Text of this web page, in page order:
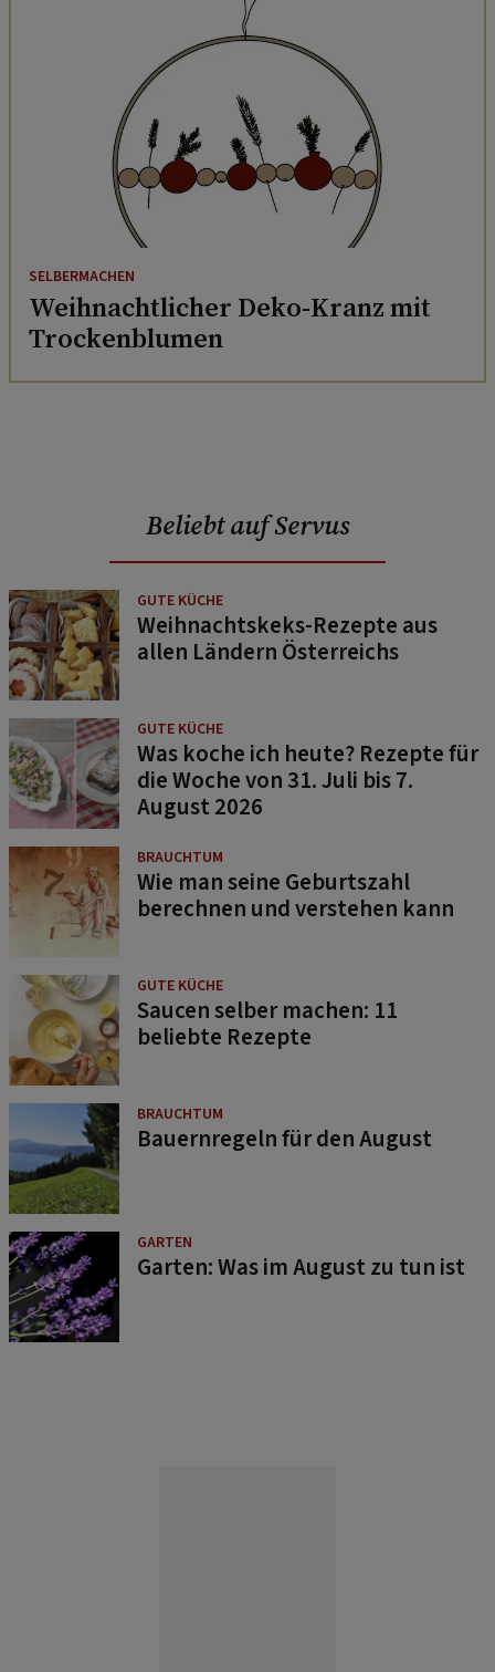
SELBERMACHEN
Weihnachtlicher Deko-Kranz mit
Trockenblumen
Beliebt auf Servus
GUTE KÜCHE
Weihnachtskeks-Rezepte aus
allen Ländern Österreichs
GUTE KÜCHE
Was koche ich heute? Rezepte für
die Woche von 31. Juli bis 7.
August 2026
BRAUCHTUM
Wie man seine Geburtszahl
berechnen und verstehen kann
GUTE KÜCHE
Saucen selber machen: 11
beliebte Rezepte
BRAUCHTUM
Bauernregeln für den August
GARTEN
Garten: Was im August zu tun ist